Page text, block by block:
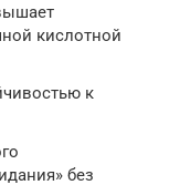
кислотной
к
без